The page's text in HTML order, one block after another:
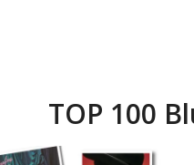
TOP 100